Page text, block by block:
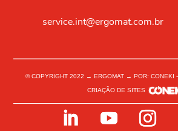
service.int@ergomat.com.br
© COPYRIGHT 2022 → ERGOMAT → POR: CONEKI
CRIAÇÃO DE SITES